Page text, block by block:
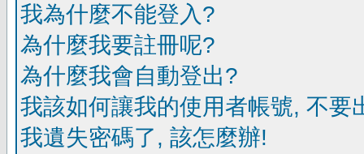
我為什麼不能登入?
為什麼我要註冊呢?
為什麼我會自動登出?
我該如何讓我的使用者帳號, 不要
我遺失密碼了, 該怎麼辦!